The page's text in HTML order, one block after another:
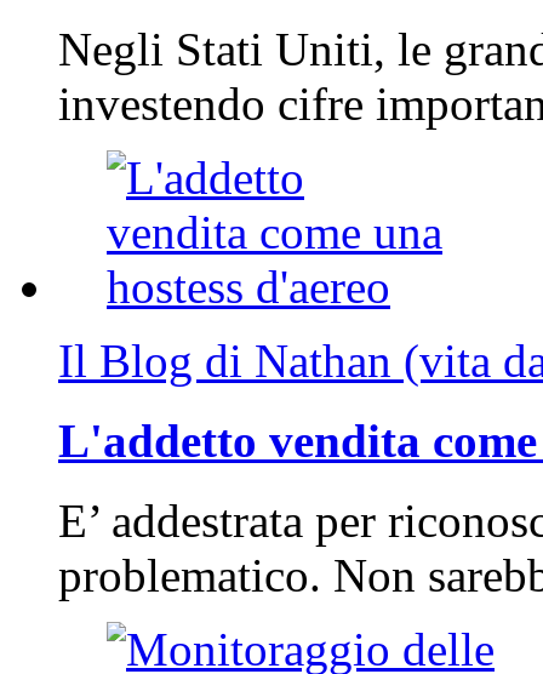
Negli Stati Uniti, le
investendo cifre
Il Blog di Nathan (vita
L'addetto vendita
E’ addestrata per
problematico. Non